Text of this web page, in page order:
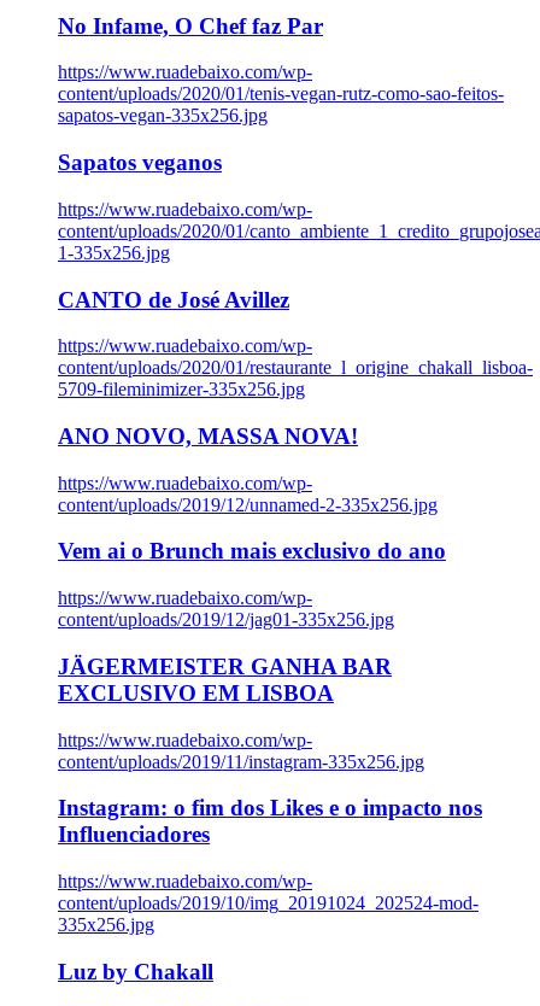
No Infame, O Chef faz Par
https://www.ruadebaixo.com/wp-
content/uploads/2020/01/tenis-vegan-rutz-como-sao-feitos-
sapatos-vegan-335x256.jpg
Sapatos veganos
https://www.ruadebaixo.com/wp-
content/uploads/2020/01/
1-335x256.jpg
CANTO de José Avillez
https://www.ruadebaixo.com/wp-
content/uploads/2020/01/restaurante_l_origine_chakall_lisboa-
5709-fileminimizer-335x256.jpg
ANO NOVO, MASSA NOVA!
https://www.ruadebaixo.com/wp-
content/uploads/2019/12/unnamed-2-335x256.jpg
Vem ai o Brunch mais exclusivo do ano
https://www.ruadebaixo.com/wp-
content/uploads/2019/12/jag01-335x256.jpg
JÄGERMEISTER GANHA BAR
EXCLUSIVO EM LISBOA
https://www.ruadebaixo.com/wp-
content/uploads/2019/11/instagram-335x256.jpg
Instagram: o fim dos Likes e o impacto nos
Influenciadores
https://www.ruadebaixo.com/wp-
content/uploads/2019/10/img_20191024_202524-mod-
335x256.jpg
Luz by Chakall